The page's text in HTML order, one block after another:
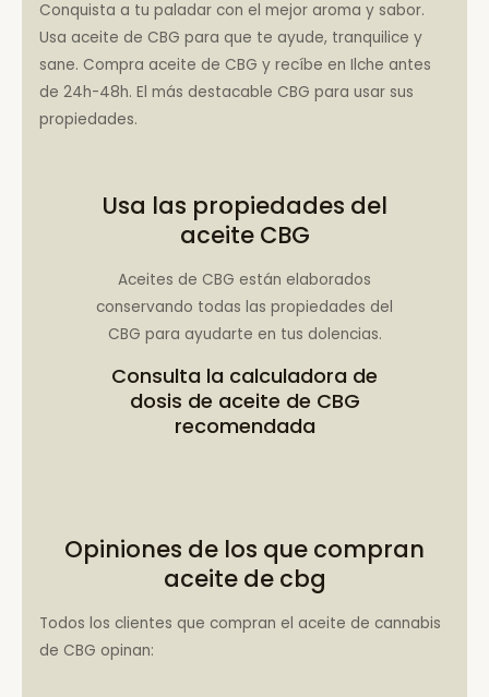
Conquista a tu paladar con el mejor aroma y sabor.
Usa aceite de CBG para que te ayude, tranquilice y
sane. Compra aceite de CBG y recíbe en Ilche antes
de 24h-48h. El más destacable CBG para usar sus
propiedades.
Usa las propiedades del
aceite CBG
Aceites de CBG están elaborados
conservando todas las propiedades del
CBG para ayudarte en tus dolencias.
Consulta la calculadora de
dosis de aceite de CBG
recomendada
Opiniones de los que compran
aceite de cbg
Todos los clientes que compran el aceite de cannabis
de CBG opinan: